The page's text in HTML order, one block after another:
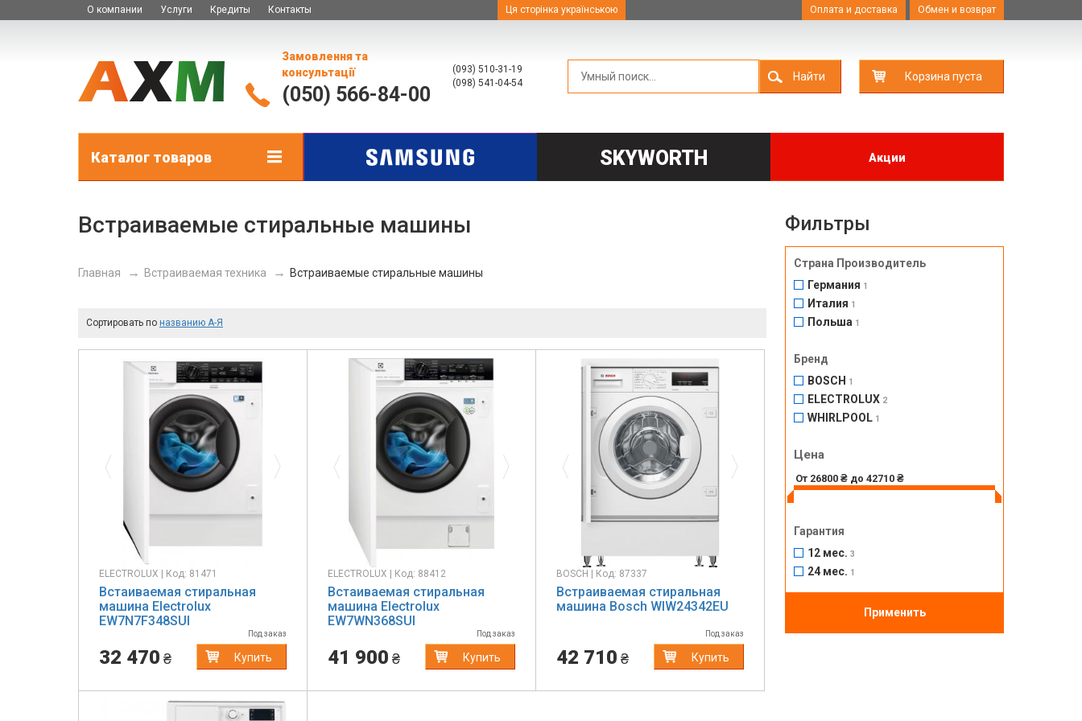
О компании Услуги Кредиты Контакты Ця сторінка українською Оплата и доставка Обмен и возврат
Замовлення та
консультації
(050) 566-84-00
(093) 510-31-19
(098) 541-04-54
Найти Корзина пуста
SKYWORTH Акции
Каталог товаров
Встраиваемые стиральные машины
Главная Встраиваемая техника Встраиваемые стиральные машины
Сортировать по названию А-Я
Previous
ELECTROLUX | Код: 81471
Встаиваемая стиральная
машина Electrolux
EW7N7F348SUI
Под заказ
32 470 ₴ Купить
Previous
ELECTROLUX | Код: 88412
Встаиваемая стиральная
машина Electrolux
EW7WN368SUI
Под заказ
41 900 ₴ Купить
Previous
BOSCH | Код: 87337
Встраиваемая стиральная
машина Bosch WIW24342EU
Под заказ
42 710 ₴ Купить
Фильтры
Страна Производитель
Германия 1
Италия 1
Польша 1
Бренд
BOSCH
1
ELECTROLUX 2
WHIRLPOOL 1
Цена
Гарантия
12 мес.3
24 мес. 1
Применить